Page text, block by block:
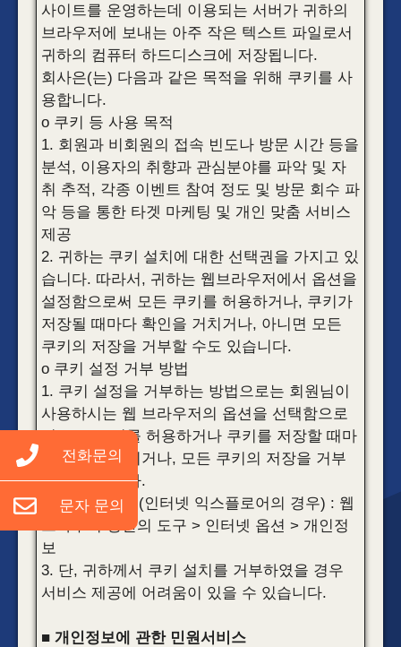
전화문의
문자 문의
사이트를 운영하는데 이용되는 서버가 귀하의
브라우저에 보내는 아주 작은 텍스트 파일로서
귀하의 컴퓨터 하드디스크에 저장됩니다.
회사은(는) 다음과 같은 목적을 위해 쿠키를 사
용합니다.
o 쿠키 등 사용 목적
1. 회원과 비회원의 접속 빈도나 방문 시간 등을
분석, 이용자의 취향과 관심분야를 파악 및 자
취 추적, 각종 이벤트 참여 정도 및 방문 회수 파
악 등을 통한 타겟 마케팅 및 개인 맞춤 서비스
제공
2. 귀하는 쿠키 설치에 대한 선택권을 가지고 있
습니다. 따라서, 귀하는 웹브라우저에서 옵션을
설정함으로써 모든 쿠키를 허용하거나, 쿠키가
저장될 때마다 확인을 거치거나, 아니면 모든
쿠키의 저장을 거부할 수도 있습니다.
o 쿠키 설정 거부 방법
1. 쿠키 설정을 거부하는 방법으로는 회원님이
사용하시는 웹 브라우저의 옵션을 선택함으로
써 모든 쿠키를 허용하거나 쿠키를 저장할 때마
다 확인을 거치거나, 모든 쿠키의 저장을 거부
할 수 있습니다.
2. 설정방법 예(인터넷 익스플로어의 경우) : 웹
브라우저 상단의 도구 > 인터넷 옵션 > 개인정
보
3. 단, 귀하께서 쿠키 설치를 거부하였을 경우
서비스 제공에 어려움이 있을 수 있습니다.
■ 개인정보에 관한 민원서비스